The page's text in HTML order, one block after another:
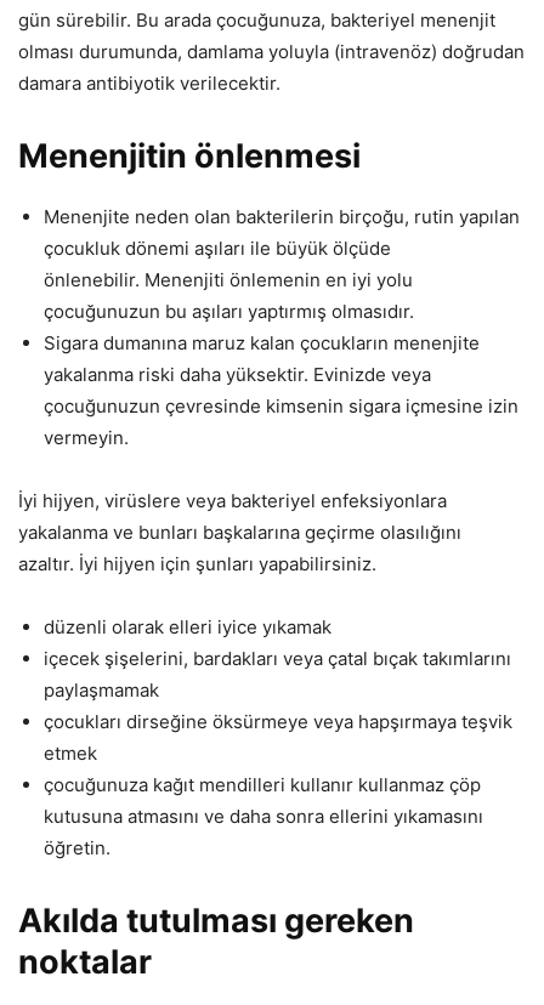
gün sürebilir. Bu arada çocuğunuza, bakteriyel menenjit
olması durumunda, damlama yoluyla (intravenöz) doğrudan
damara antibiyotik verilecektir.
Menenjitin önlenmesi
Menenjite neden olan bakterilerin birçoğu, rutin yapılan
çocukluk dönemi aşıları ile büyük ölçüde
önlenebilir. Menenjiti önlemenin en iyi yolu
çocuğunuzun bu aşıları yaptırmış olmasıdır.
Sigara dumanına maruz kalan çocukların menenjite
yakalanma riski daha yüksektir. Evinizde veya
çocuğunuzun çevresinde kimsenin sigara içmesine izin
vermeyin.
İyi hijyen, virüslere veya bakteriyel enfeksiyonlara
yakalanma ve bunları başkalarına geçirme olasılığını
azaltır. İyi hijyen için şunları yapabilirsiniz.
düzenli olarak elleri iyice yıkamak
içecek şişelerini, bardakları veya çatal bıçak takımlarını
paylaşmamak
çocukları dirseğine öksürmeye veya hapşırmaya teşvik
etmek
çocuğunuza kağıt mendilleri kullanır kullanmaz çöp
kutusuna atmasını ve daha sonra ellerini yıkamasını
öğretin.
Akılda tutulması gereken
noktalar